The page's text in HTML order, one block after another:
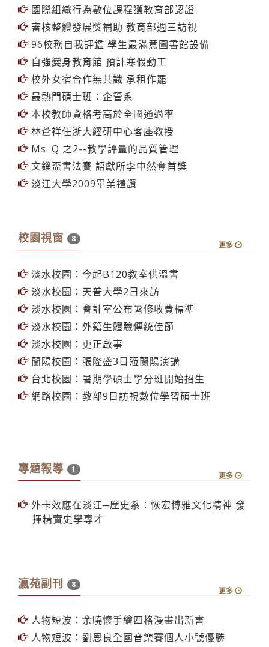
國際組織行為數位課程獲教育部認證
審核整體發展獎補助 教育部週三訪視
96校務自我評鑑 學生最滿意圖書館設備
自強變身教育館 預計寒假動工
校外女宿合作無共識 承租作罷
最熱門碩士班：企管系
本校教師資格考高於全國通過率
林蒼祥任浙大經研中心客座教授
Ms. Q 之2--教學評量的品質管理
文錙盃書法賽 語獻所李中然奪首獎
淡江大學2009畢業禮讚
校園視窗 8
更多
淡水校園：今起B120教室供溫書
淡水校園：天普大學2日來訪
淡水校園：會計室公布暑修收費標準
淡水校園：外籍生體驗傳統佳節
淡水校園：更正啟事
蘭陽校園：張隆盛3日蒞蘭陽演講
台北校園：暑期學碩士學分班開始招生
網路校園：教部9日訪視數位學習碩士班
專題報導 1
更多
外卡效應在淡江─歷史系：恢宏博雅文化精神 發
揮精實史學專才
瀛苑副刊 8
更多
人物短波：余曉懷手繪四格漫畫出新書
人物短波：劉恩良全國音樂賽個人小號優勝